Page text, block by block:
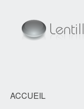
ACCUEIL